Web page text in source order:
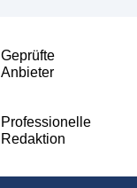
Geprüfte
Anbieter
Professionelle
Redaktion